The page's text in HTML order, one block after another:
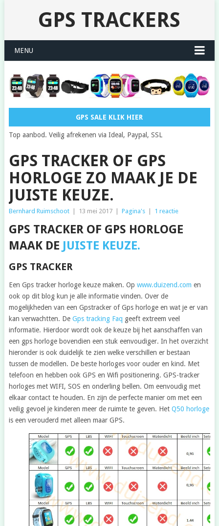
GPS TRACKERS
MENU
GPS SALE KLIK HIER
Top aanbod. Veilig afrekenen via Ideal, Paypal, SSL
GPS TRACKER OF GPS
HORLOGE ZO MAAK JE DE
JUISTE KEUZE.
Bernhard Ruimschoot 13 mei 2017 Pagina's 1 reactie
GPS TRACKER OF GPS HORLOGE
MAAK DE JUISTE KEUZE.
GPS TRACKER
Een Gps tracker horloge keuze maken. Op www.duizend.com en
ook op dit blog kun je alle informatie vinden. Over de
mogelijkheden van een Gpstracker of Gps horloge en wat je er van
kan verwachtten. DeGps tracking Faq geeft extreem veel
informatie. Hierdoor wordt ook de keuze bij het aanschaffen van
een gps horloge bovendien een stuk eenvoudiger. In het overzicht
hieronder is ook duidelijk te zien welke verschillen er bestaan
tussen de modellen. De beste horloges voor ouder en kind. Met
telefoon en hebben ook GPS en Wifi positionering. GPS-tracker
horloges met WIFI, SOS en onderling bellen. Om eenvoudig met
elkaar contact te houden. En zijn de perfecte manier om met een
veilig gevoel je kinderen meer de ruimte te geven. Het Q50 horloge
is een verouderd met alleen maar GPS.